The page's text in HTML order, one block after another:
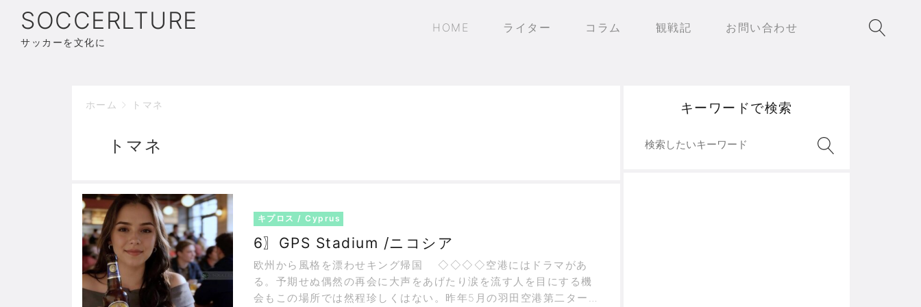
SOCCERLTURE
サッカーを文化に
HOME ライター コラム 観戦記 お問い合わせ
ホーム トマネ
トマネ
キプロス / Cyprus
6〗GPS Stadium /ニコシア
欧州から風格を漂わせキング帰国 ◇◇◇◇空港にはドラマがあ
る。予期せぬ偶然の再会に大声をあげたり涙を流す人を目にする機
会もこの場所では然程珍しくはない。昨年5月の羽田空港第二ターミ
キーワードで検索